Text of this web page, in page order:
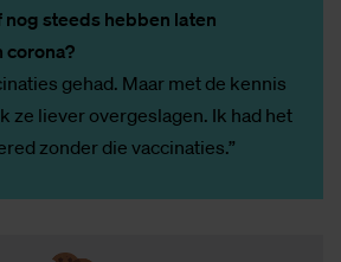
nog steeds hebben laten
corona?
gehad. Maar met de kennis
ze liever overgeslagen. Ik had het
zonder die vaccinaties.”